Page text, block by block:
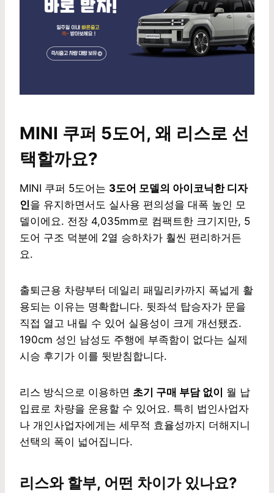
MINI 쿠퍼 5도어, 왜 리스로 선
택할까요?
MINI 쿠퍼 5도어는 3도어 모델의 아이코닉한 디자
인을 유지하면서도 실사용 편의성을 대폭 높인 모
델이에요. 전장 4,035mm로 컴팩트한 크기지만, 5
도어 구조 덕분에 2열 승하차가 훨씬 편리하거든
요.
출퇴근용 차량부터 데일리 패밀리카까지 폭넓게 활
용되는 이유는 명확합니다. 뒷좌석 탑승자가 문을
직접 열고 내릴 수 있어 실용성이 크게 개선됐죠.
190cm 성인 남성도 주행에 부족함이 없다는 실제
시승 후기가 이를 뒷받침합니다.
리스 방식으로 이용하면 초기 구매 부담 없이 월 납
입료로 차량을 운용할 수 있어요. 특히 법인사업자
나 개인사업자에게는 세무적 효율성까지 더해지니
선택의 폭이 넓어집니다.
리스와 할부, 어떤 차이가 있나요?